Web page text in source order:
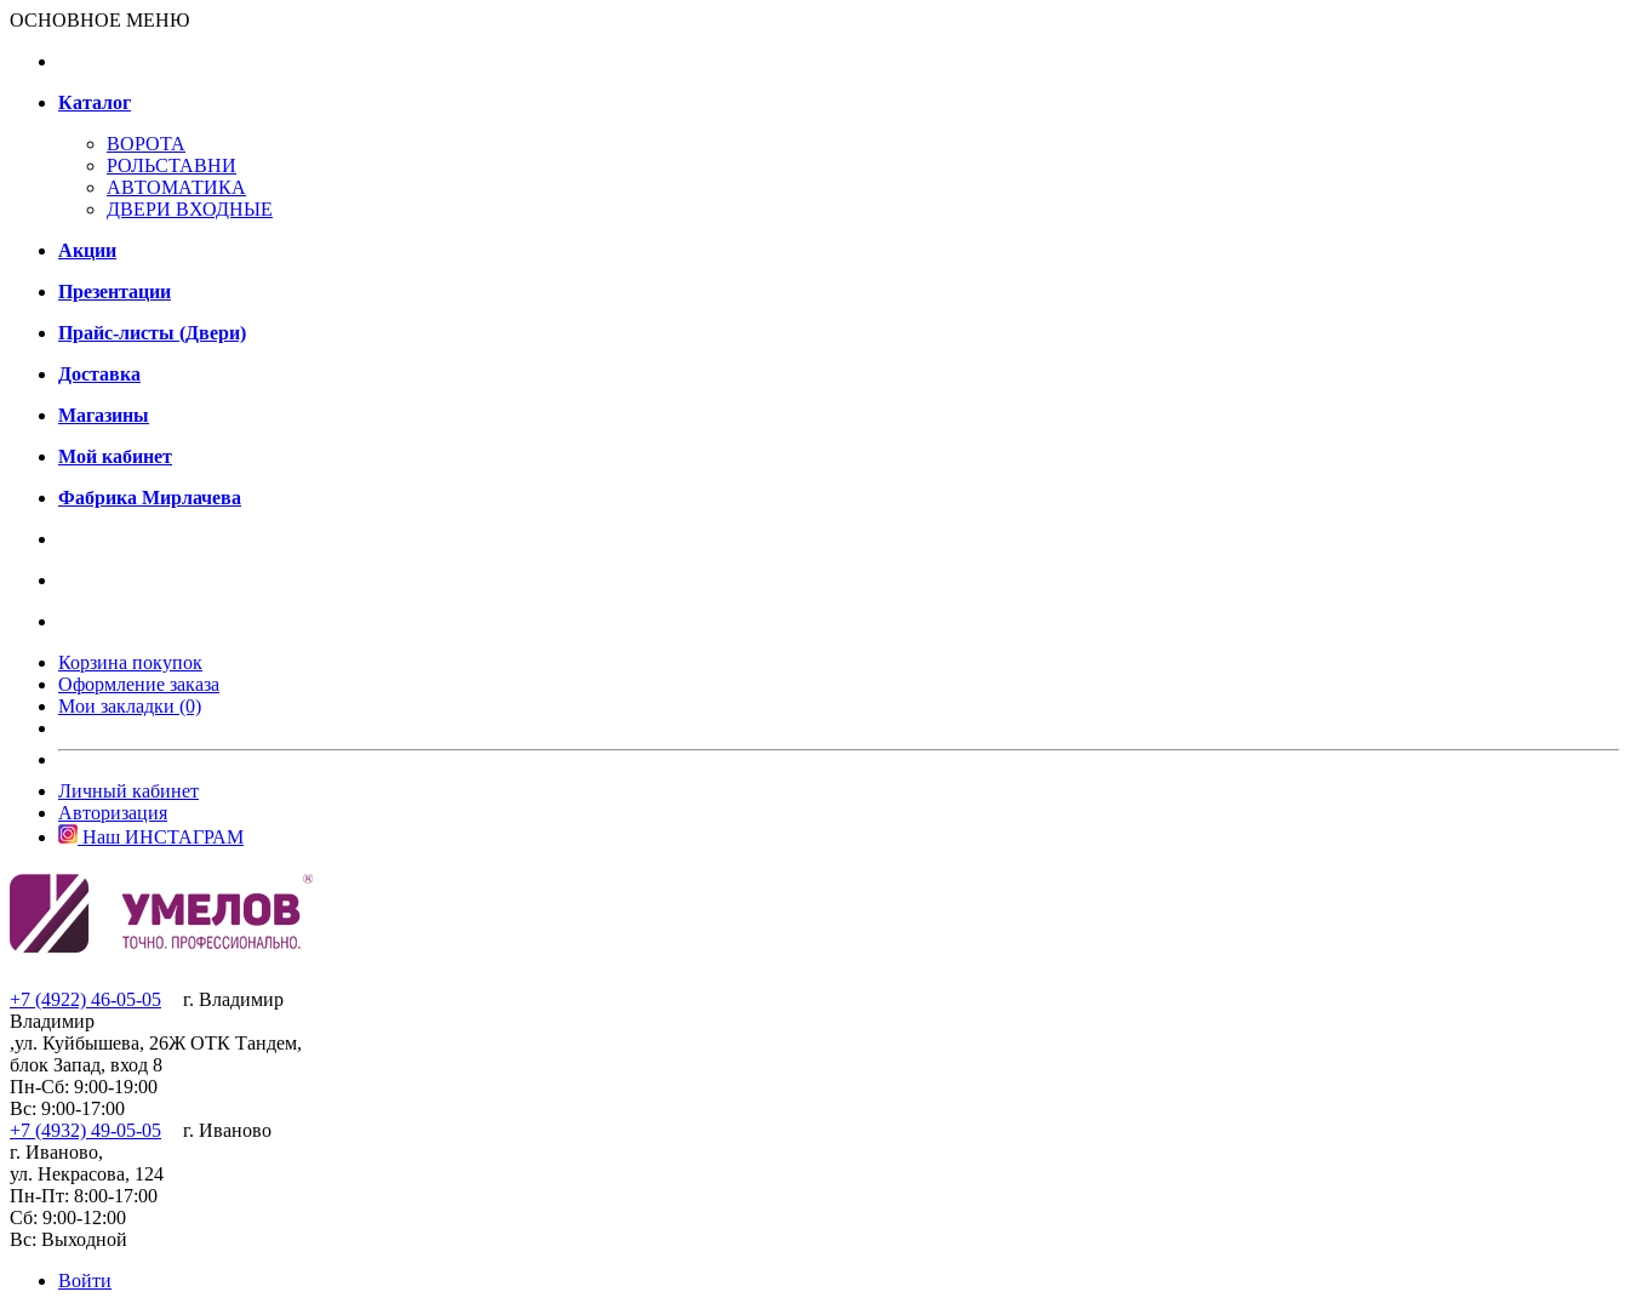
ОСНОВНОЕ МЕНЮ
Каталог
ВОРОТА
РОЛЬСТАВНИ
АВТОМАТИКА
ДВЕРИ ВХОДНЫЕ
Акции
Презентации
Прайс-листы (Двери)
Доставка
Магазины
Мой кабинет
Фабрика Мирлачева
Корзина покупок
Оформление заказа
Мои закладки (0)
Личный кабинет
Авторизация
Наш ИНСТАГРАМ
+7 (4922) 46-05-05
г. Владимир
Владимир
,ул. Куйбышева, 26Ж ОТК Тандем,
блок Запад, вход 8
Пн-Сб: 9:00-19:00
Вс: 9:00-17:00
+7 (4932) 49-05-05
г. Иваново
г. Иваново,
ул. Некрасова, 124
Пн-Пт: 8:00-17:00
Сб: 9:00-12:00
Вс: Выходной
Войти